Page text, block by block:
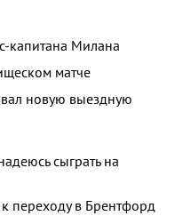
капитана Милана
матче
новую выездную
сыграть на
переходу в Брентфорд